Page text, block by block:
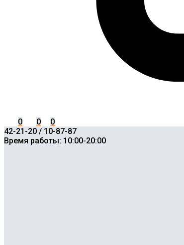
0 0
0
42-21-20 / 10-87-87
Время работы: 10:00-20:00